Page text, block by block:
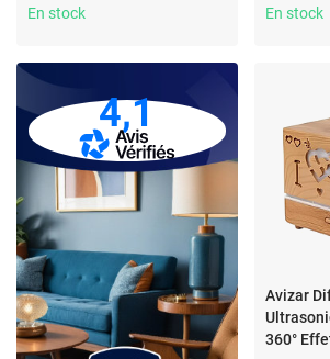
En stock En stock
4,1
Avizar
360°